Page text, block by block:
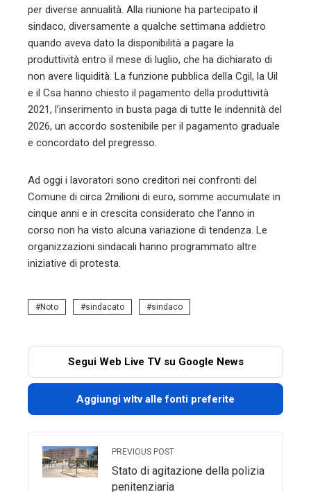
per diverse annualità. Alla riunione ha partecipato il
sindaco, diversamente a qualche settimana addietro
quando aveva dato la disponibilità a pagare la
produttività entro il mese di luglio, che ha dichiarato di
non avere liquidità. La funzione pubblica della Cgil, la Uil
e il Csa hanno chiesto il pagamento della produttività
2021, l’inserimento in busta paga di tutte le indennità del
2026, un accordo sostenibile per il pagamento graduale
e concordato del pregresso.
Ad oggi i lavoratori sono creditori nei confronti del
Comune di circa 2milioni di euro, somme accumulate in
cinque anni e in crescita considerato che l’anno in
corso non ha visto alcuna variazione di tendenza. Le
organizzazioni sindacali hanno programmato altre
iniziative di protesta.
Noto sindacato sindaco
Segui Web Live TV su Google News
Aggiungi wltv alle fonti preferite
PREVIOUS POST
Stato di agitazione della polizia
penitenziaria